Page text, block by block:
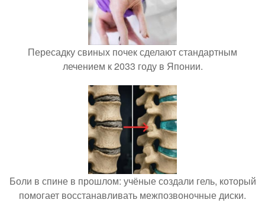
Пересадку свиных почек сделают стандартным
лечением к 2033 году в Японии.
Боли в спине в прошлом: учёные создали гель, который
помогает восстанавливать межпозвоночные диски.